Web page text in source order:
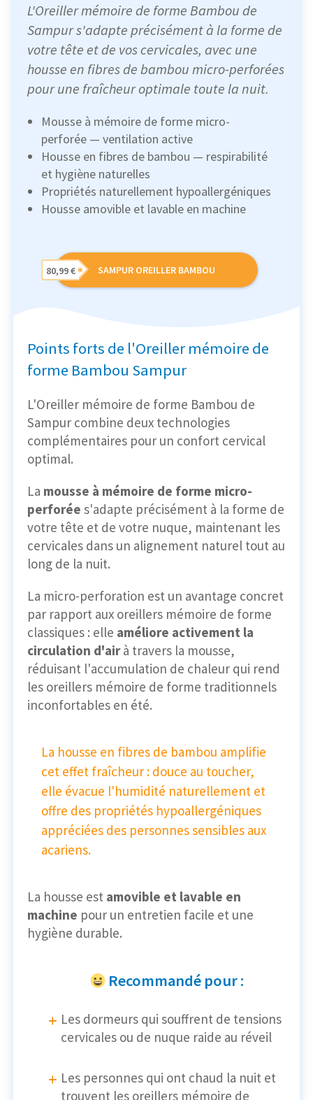
L'Oreiller mémoire de forme Bambou de
Sampur s'adapte précisément à la forme de
votre tête et de vos cervicales, avec une
housse en fibres de bambou micro-perforées
pour une fraîcheur optimale toute la nuit.
Mousse à mémoire de forme micro-
perforée — ventilation active
Housse en fibres de bambou — respirabilité
et hygiène naturelles
Propriétés naturellement hypoallergéniques
Housse amovible et lavable en machine
SAMPUR OREILLER BAMBOU
80,99 €
Points forts de l'Oreiller mémoire de
forme Bambou Sampur
L'Oreiller mémoire de forme Bambou de
Sampur combine deux technologies
complémentaires pour un confort cervical
optimal.
La mousse à mémoire de forme micro-
perforée s'adapte précisément à la forme de
votre tête et de votre nuque, maintenant les
cervicales dans un alignement naturel tout au
long de la nuit.
La micro-perforation est un avantage concret
par rapport aux oreillers mémoire de forme
classiques : elle améliore activement la
circulation d'airà travers la mousse,
réduisant l'accumulation de chaleur qui rend
les oreillers mémoire de forme traditionnels
inconfortables en été.
La housse en fibres de bambou amplifie
cet effet fraîcheur : douce au toucher,
elle évacue l'humidité naturellement et
offre des propriétés hypoallergéniques
appréciées des personnes sensibles aux
acariens.
La housse est amovible et lavable en
machine pour un entretien facile et une
hygiène durable.
Recommandé pour :
Les dormeurs qui souffrent de tensions
cervicales ou de nuque raide au réveil
Les personnes qui ont chaud la nuit et
trouvent les oreillers mémoire de